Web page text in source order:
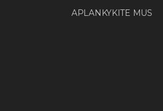
APLANKYKITE MUS